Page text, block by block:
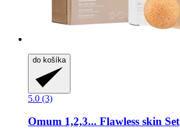
do košíka
5.0 (3)
Omum 1,2,3... Flawless skin Set